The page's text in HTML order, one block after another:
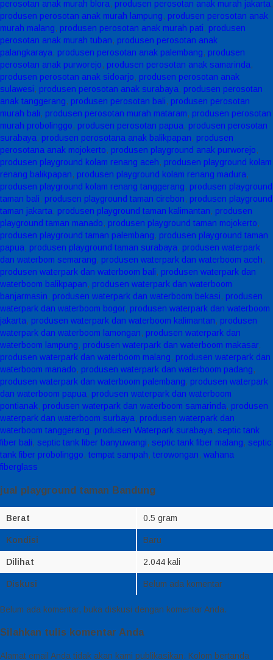
perosotan anak murah blora, produsen perosotan anak murah jakarta,
produsen perosotan anak murah lampung, produsen perosotan anak
murah malang, produsen perosotan anak murah pati, produsen
perosotan anak murah tuban, produsen perosotan anak
palangkaraya, produsen perosotan anak palembang, produsen
perosotan anak purworejo, produsen perosotan anak samarinda,
produsen perosotan anak sidoarjo, produsen perosotan anak
sulawesi, produsen perosotan anak surabaya, produsen perosotan
anak tanggerang, produsen perosotan bali, produsen perosotan
murah bali, produsen perosotan murah mataram, produsen perosotan
murah probolinggo, produsen perosotan papua, produsen perosotan
surabaya, produsen perosotana anak balikpapan, produsen
perosotana anak mojokerto, produsen playground anak purworejo,
produsen playground kolam renang aceh, produsen playground kolam
renang balikpapan, produsen playground kolam renang madura,
produsen playground kolam renang tanggerang, produsen playground
taman bali, produsen playground taman cirebon, produsen playground
taman jakarta, produsen playground taman kalimantan, produsen
playground taman manado, produsen playground taman mojokerto,
produsen playground taman palembang, produsen playground taman
papua, produsen playground taman surabaya, produsen waterpark
dan waterbom semarang, produsen waterpark dan waterboom aceh,
produsen waterpark dan waterboom bali, produsen waterpark dan
waterboom balikpapan, produsen waterpark dan waterboom
banjarmasin, produsen waterpark dan waterboom bekasi, produsen
waterpark dan waterboom bogor, produsen waterpark dan waterboom
jakarta, produsen waterpark dan waterboom kalimantan, produsen
waterpark dan waterboom lamongan, produsen waterpark dan
waterboom lampung, produsen waterpark dan waterboom makasar,
produsen waterpark dan waterboom malang, produsen waterpark dan
waterboom manado, produsen waterpark dan waterboom padang,
produsen waterpark dan waterboom palembang, produsen waterpark
dan waterboom papua, produsen waterpark dan waterboom
pontianak, produsen waterpark dan waterboom samarinda, produsen
waterpark dan waterboom surbaya, produsen waterpark dan
waterboom tanggerang, produsen Waterpark surabaya, septic tank
fiber bali, septic tank fiber banyuwangi, septic tank fiber malang, septic
tank fiber probolinggo, tempat sampah, terowongan, wahana
fiberglass
jual playground taman Bandung
Berat 0.5 gram
Kondisi Baru
Dilihat 2.044 kali
Diskusi Belum ada komentar
Belum ada komentar, buka diskusi dengan komentar Anda.
Silahkan tulis komentar Anda
Alamat email Anda tidak akan kami publikasikan. Kolom bertanda